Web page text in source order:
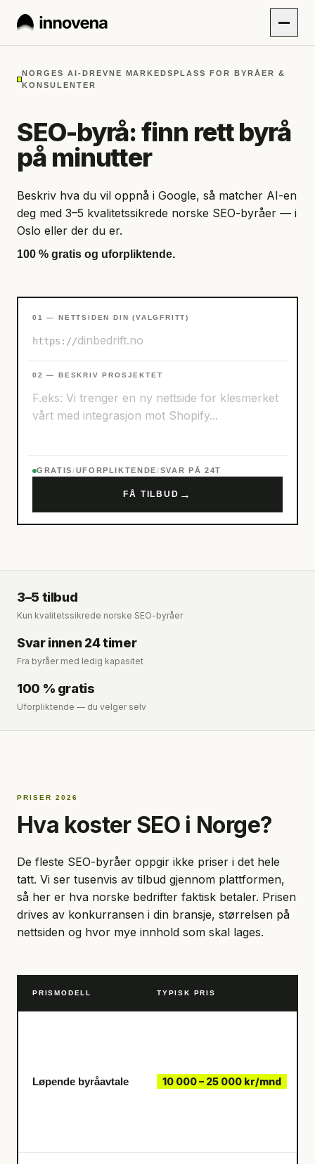
NORGES AI-DREVNE MARKEDSPLASS FOR BYRÅER &
KONSULENTER
SEO-byrå: finn rett byrå
på minutter
Beskriv hva du vil oppnå i Google, så matcher AI-en
deg med 3–5 kvalitetssikrede norske SEO-byråer — i
Oslo eller der du er.
100 % gratis og uforpliktende.
01 — NETTSIDEN DIN (VALGFRITT)
https://
02 — BESKRIV PROSJEKTET
GRATIS/UFORPLIKTENDE/SVAR PÅ 24T
FÅ TILBUD →
3–5 tilbud
Kun kvalitetssikrede norske SEO-byråer
Svar innen 24 timer
Fra byråer med ledig kapasitet
100 % gratis
Uforpliktende — du velger selv
PRISER 2026
Hva koster SEO i Norge?
De fleste SEO-byråer oppgir ikke priser i det hele
tatt. Vi ser tusenvis av tilbud gjennom plattformen,
så her er hva norske bedrifter faktisk betaler. Prisen
drives av konkurransen i din bransje, størrelsen på
nettsiden og hvor mye innhold som skal lages.
PRISMODELL TYPISK PRIS
Løpende byråavtale 10 000 – 25 000 kr/mnd